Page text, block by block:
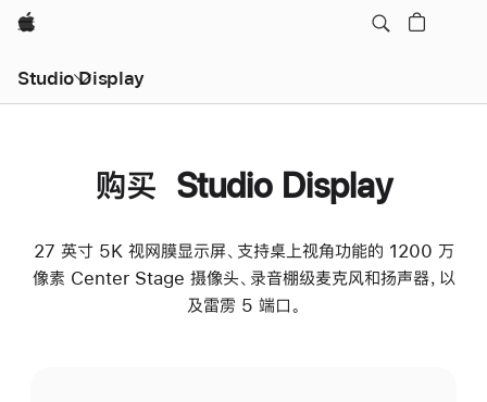
Apple
Studio Display
购买 Studio Display
27 英寸 5K 视网膜显示屏、支持桌上视角功能的 1200 万
像素 Center Stage 摄像头、录音棚级麦克风和扬声器，以
及雷雳 5 端口。